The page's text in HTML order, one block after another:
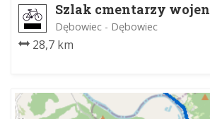
Szlak cmentarzy
Dębowiec - Dębowiec
28,7 km